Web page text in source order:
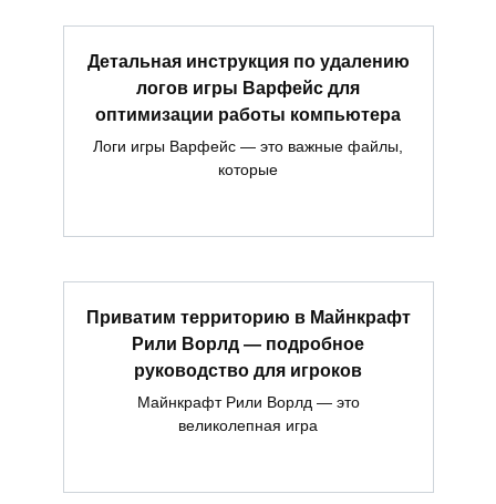
Детальная инструкция по удалению
логов игры Варфейс для
оптимизации работы компьютера
Логи игры Варфейс — это важные файлы,
которые
Приватим территорию в Майнкрафт
Рили Ворлд — подробное
руководство для игроков
Майнкрафт Рили Ворлд — это
великолепная игра